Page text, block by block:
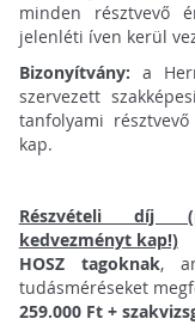
minden résztvevő
jelenléti íven kerül
Bizonyítvány: a
szervezett
tanfolyami
kap.
Részvételi díj
kedvezményt kap!)
HOSZ tagoknak,
tudásméréseket
259.000 Ft +